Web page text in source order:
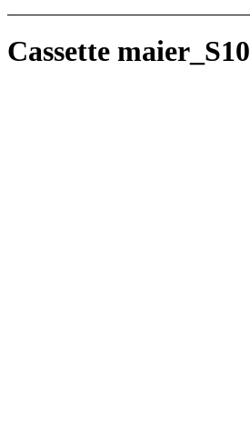
Cassette maier_S10